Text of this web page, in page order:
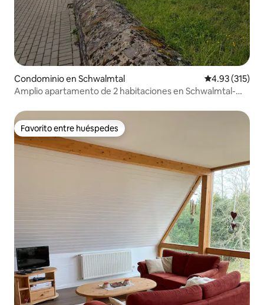
Condominio en Schwalmtal Calificación
4.93 (315)
Amplio apartamento de 2 habitaciones en Schwalmtal-
Favorito entre huéspedes
Favorito entre huéspedes